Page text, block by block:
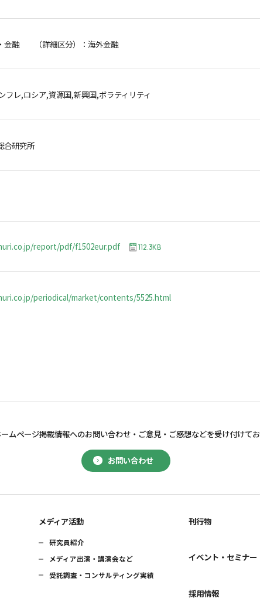
・金融 （詳細区分）：海外金融
フレ,ロシア,資源国,新興国,ボラティリティ
合研究所
report/pdf/f1502eur.pdf 112.3KB
periodical/market/contents/5525.html
お問い合わせ
ムページ掲載情報へのお問い合わせ・ ご意見・ご感想などを受け付けてお
メディア活動
研究員紹介
メディア出演・講演会など
受託調査・コンサルティング実績
刊行物
イベント・セミナー
採用情報